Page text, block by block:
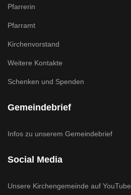
Pfarrerin
Pfarramt
Kirchenvorstand
Weitere Kontakte
Schenken und Spenden
Gemeindebrief
Infos zu unserem Gemeindebrief
Social Media
Unsere Kirchengemeinde auf YouTube